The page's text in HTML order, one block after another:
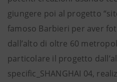
giungere poi al progetto
famoso Barbieri per aver
dall’alto di oltre 60
particolare il progetto
specific_SHANGHAI 04,